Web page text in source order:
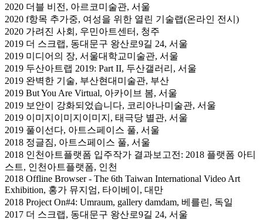
2020 더블 비전, 아르코미술관, 서울
2020 f항목 추가중, 여성을 위한 열린 기술랩(온라인 전시)
2020 가려진 사회, 우민아트센터, 청주
2019 더 스크랩, 동대문구 왕산로9길 24, 서울
2019 미디어의 장, 서울대학교미술관, 서울
2019 두산아트랩 2019: Part II, 두산갤러리, 서울
2019 완벽한 기술, 부산현대미술관, 부산
2019 But You Are Virtual, 아카이브 봄, 서울
2019 보안이 강화되었습니다, 코리아나미술관, 서울
2019 이미지이미지이미지, 태극당 별관, 서울
2019 풀이선다, 아트스페이스 풀, 서울
2018 정글짐, 아트스페이스 풀, 서울
2018 인천아트플랫폼 입주작가 결과보고전: 2018 플랫폼 아티
스트, 인천아트플랫폼, 인천
2018 Offline Browser - The 6th Taiwan International Video Art
Exhibition, 홍가 뮤지엄, 타이베이, 대만
2018 Project On#4: Umraum, gallery damdam, 베를린, 독일
2017 더 스크랩, 동대문구 왕산로9길 24, 서울